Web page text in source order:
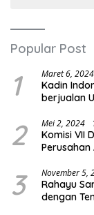
Popular Post
1 Maret 6, 2024
Kadin
berjualan
2 Mei 2, 2024
Komisi VII
Perusahan
3 November 5,
Rahayu
dengan